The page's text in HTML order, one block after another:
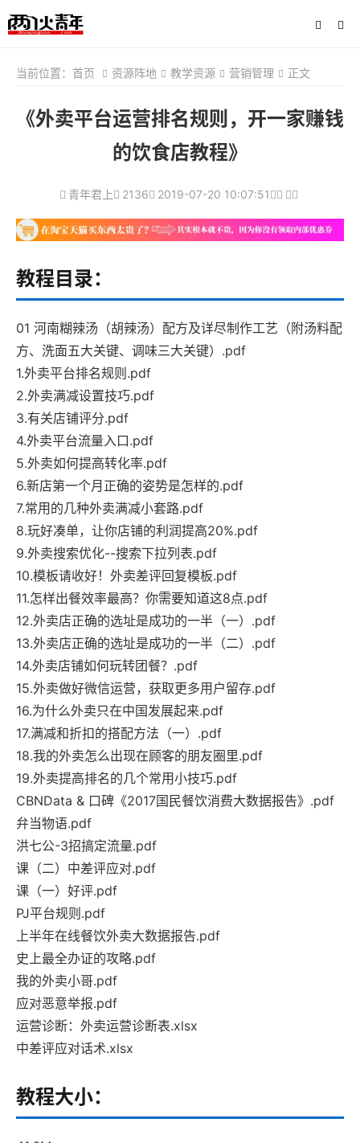
当前位置： 首页 资源阵地 教学资源 营销管理 正文
《外卖平台运营排名规则，开一家赚钱
的饮食店教程》
青年君上 2136 2019-07-20 10:07:51
教程目录：
01 河南糊辣汤（胡辣汤）配方及详尽制作工艺（附汤料配
方、洗面五大关键、调味三大关键）.pdf
1.外卖平台排名规则.pdf
2.外卖满减设置技巧.pdf
3.有关店铺评分.pdf
4.外卖平台流量入口.pdf
5.外卖如何提高转化率.pdf
6.新店第一个月正确的姿势是怎样的.pdf
7.常用的几种外卖满减小套路.pdf
8.玩好凑单，让你店铺的利润提高20%.pdf
9.外卖搜索优化--搜索下拉列表.pdf
10.模板请收好！外卖差评回复模板.pdf
11.怎样出餐效率最高？你需要知道这8点.pdf
12.外卖店正确的选址是成功的一半（一）.pdf
13.外卖店正确的选址是成功的一半（二）.pdf
14.外卖店铺如何玩转团餐？.pdf
15.外卖做好微信运营，获取更多用户留存.pdf
16.为什么外卖只在中国发展起来.pdf
17.满减和折扣的搭配方法（一）.pdf
18.我的外卖怎么出现在顾客的朋友圈里.pdf
19.外卖提高排名的几个常用小技巧.pdf
CBNData & 口碑《2017国民餐饮消费大数据报告》.pdf
弁当物语.pdf
洪七公-3招搞定流量.pdf
课（二）中差评应对.pdf
课（一）好评.pdf
PJ平台规则.pdf
上半年在线餐饮外卖大数据报告.pdf
史上最全办证的攻略.pdf
我的外卖小哥.pdf
应对恶意举报.pdf
运营诊断：外卖运营诊断表.xlsx
中差评应对话术.xlsx
教程大小：